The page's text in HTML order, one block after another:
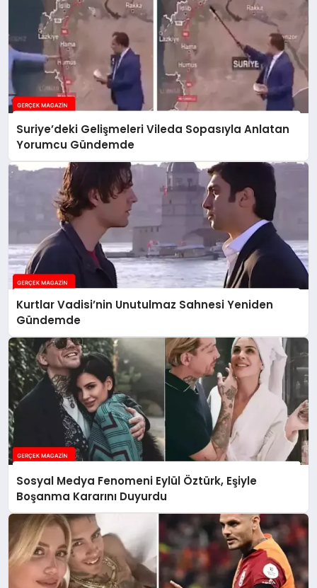
Suriye’deki Gelişmeleri Vileda Sopasıyla Anlatan
Yorumcu Gündemde
Kurtlar Vadisi’nin Unutulmaz Sahnesi Yeniden
Gündemde
Sosyal Medya Fenomeni Eylül Öztürk, Eşiyle
Boşanma Kararını Duyurdu